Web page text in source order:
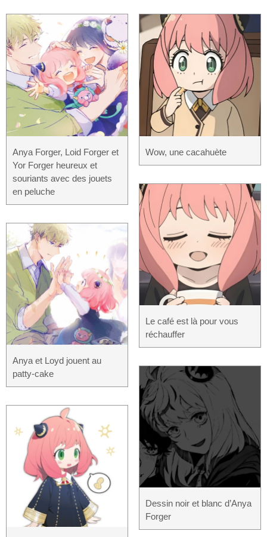
Anya Forger, Loid Forger et
Yor Forger heureux et
souriants avec des jouets
en peluche
Anya et Loyd jouent au
patty-cake
Wow, une cacahuète
Le café est là pour vous
réchauffer
Dessin noir et blanc d’Anya
Forger